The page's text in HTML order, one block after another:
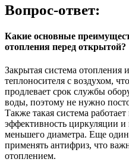
Вопрос-ответ:
Какие основные
отопления перед открытой?
Закрытая система отопления
теплоносителя с воздухом,
продлевает срок службы
воды, поэтому не нужно
Также такая система
эффективность циркуляции и
меньшего диаметра. Еще
применять антифриз, что
отоплением.